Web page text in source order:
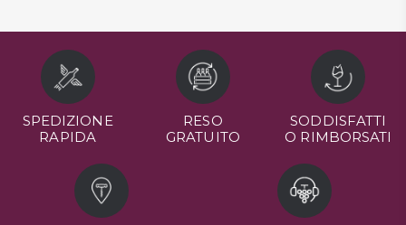
SPEDIZIONE
RAPIDA
RESO
GRATUITO
SODDISFATTI
O RIMBORSATI